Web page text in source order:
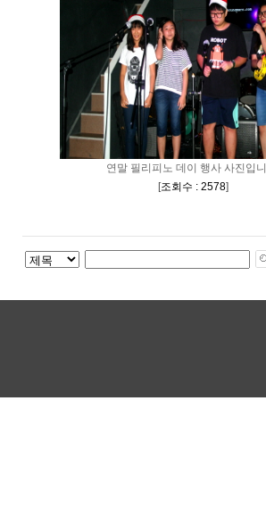
연말 필리피노 데이 행사 사진입
[조회수 : 2578]